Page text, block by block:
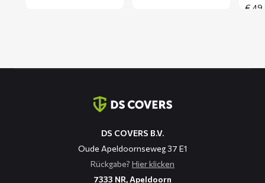
€
DS COVERS B.V.
Oude Apeldoornseweg 37 E1
Rückgabe? Hier klicken
7333 NR, Apeldoorn